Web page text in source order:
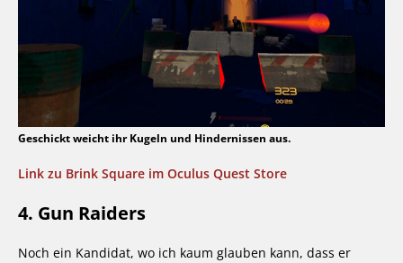
Geschickt weicht ihr Kugeln und Hindernissen aus.
Link zu Brink Square im Oculus Quest Store
4. Gun Raiders
Noch ein Kandidat, wo ich kaum glauben kann, dass er